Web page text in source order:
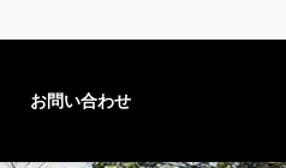
お問い合わせ